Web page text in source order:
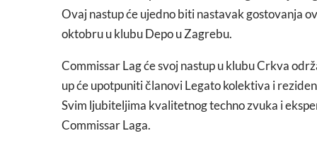
Ovaj nastup će ujedno biti nastavak gostovanja
oktobru u klubu Depo u Zagrebu.
Commissar Lag će svoj nastup u klubu Crkva
up će upotpuniti članovi Legato kolektiva i
Svim ljubiteljima kvalitetnog techno zvuka i
Commissar Laga.